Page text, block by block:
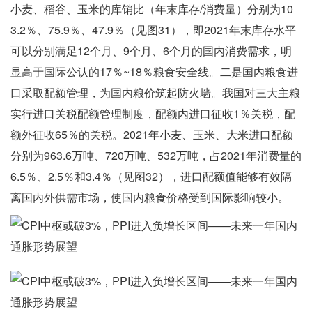
小麦、稻谷、玉米的库销比（年末库存/消费量）分别为10
3.2％、75.9％、47.9％（见图31），即2021年末库存水平
可以分别满足12个月、9个月、6个月的国内消费需求，明
显高于国际公认的17％~18％粮食安全线。二是国内粮食进
口采取配额管理，为国内粮价筑起防火墙。我国对三大主粮
实行进口关税配额管理制度，配额内进口征收1％关税，配
额外征收65％的关税。2021年小麦、玉米、大米进口配额
分别为963.6万吨、720万吨、532万吨，占2021年消费量的
6.5％、2.5％和3.4％（见图32），进口配额值能够有效隔
离国内外供需市场，使国内粮食价格受到国际影响较小。